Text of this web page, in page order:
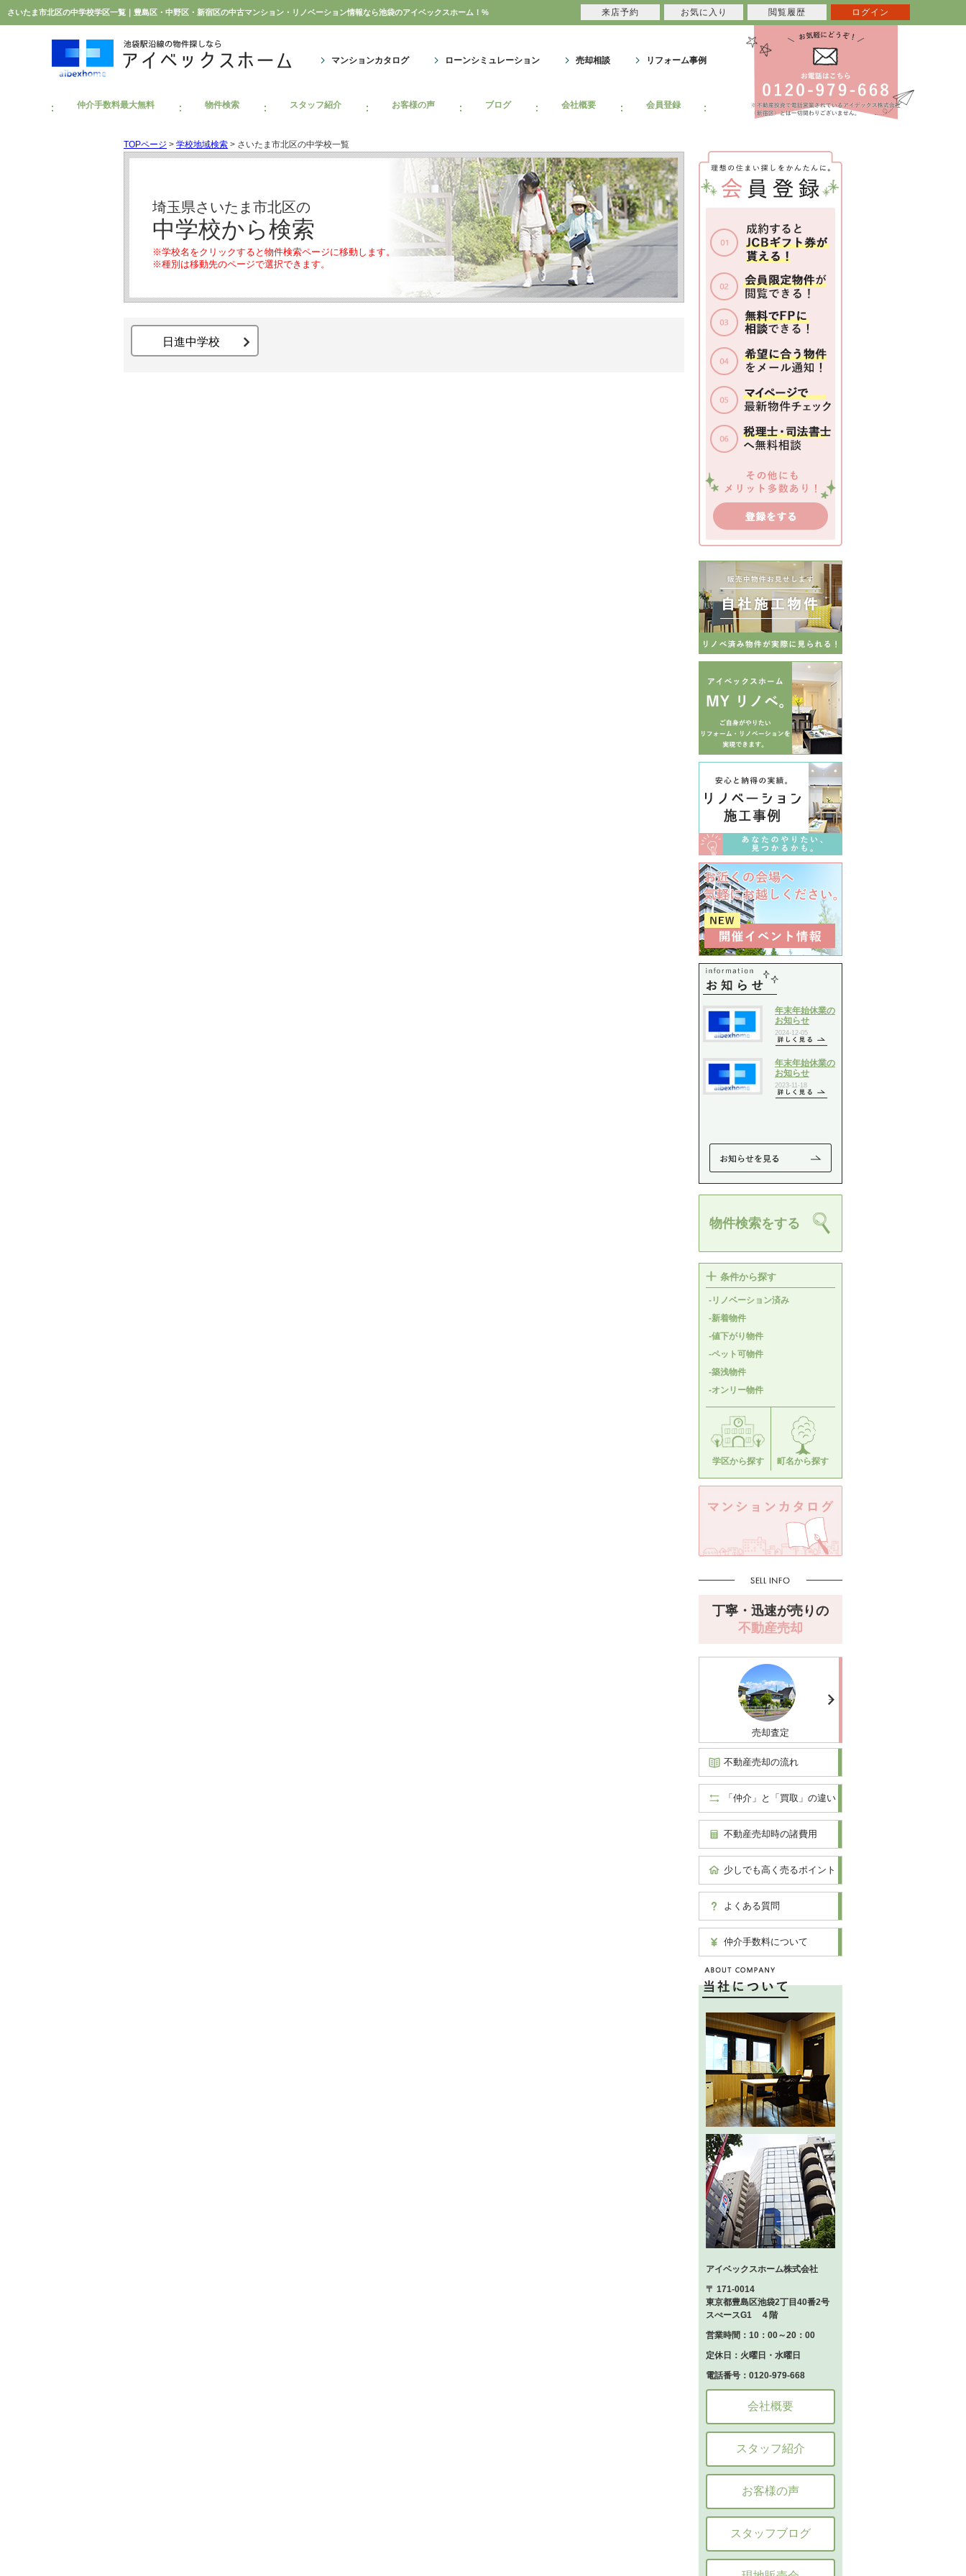
さいたま市北区の中学校学区一覧｜豊島区・中野区・新宿区の中古マンション・リノベーション情報なら池袋のアイベックスホーム！%
マンションカタログ ローンシミュレーション 売却相談 リフォーム事例
仲介手数料最大無料 物件検索 スタッフ紹介 お客様の声 ブログ 会社概要 会員登録
TOPページ > 学校地域検索 > さいたま市北区の中学校一覧
埼玉県さいたま市北区の
中学校から検索
※学校名をクリックすると物件検索ページに移動します。
※種別は移動先のページで選択できます。
日進中学校
物件検索をする
条件から探す
-リノベーション済み
-新着物件
-値下がり物件
-ペット可物件
-築浅物件
-オンリー物件
学区から探す 町名から探す
丁寧・迅速が売りの
不動産売却
売却査定
不動産売却の流れ
「仲介」と「買取」の違い
不動産売却時の諸費用
少しでも高く売るポイント
よくある質問
仲介手数料について
アイベックスホーム株式会社
〒 171-0014
東京都豊島区池袋2丁目40番2号
スぺースG1 ４階
営業時間：10：00～20：00
定休日：火曜日・水曜日
電話番号：0120-979-668
会社概要
スタッフ紹介
お客様の声
スタッフブログ
来店予約 お気に入り 閲覧履歴 ログイン